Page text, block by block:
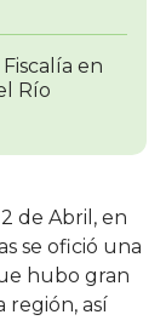
en
Río
de Abril, en
se ofició una
hubo gran
región, así